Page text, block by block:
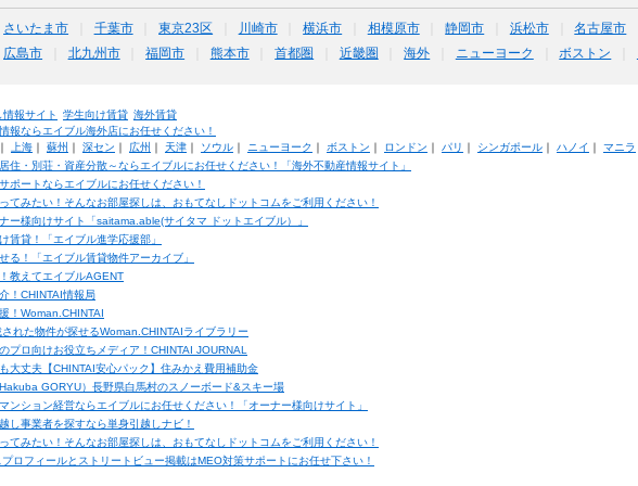
さいたま市 千葉市 東京23区 川崎市 横浜市 相模原市 静岡市 浜松市 名古屋市
広島市 北九州市 福岡市 熊本市 首都圏 近畿圏 海外 ニューヨーク ボストン
報サイト 学生向け賃貸 海外賃貸
報ならエイブル海外店にお任せください！
上海｜ 蘇州 ｜ 深セン ｜ 広州 ｜ 天津｜ ソウル｜ ニューヨーク ｜ ボストン ｜ ロンドン ｜ パリ ｜ シンガポール｜ ハノイ ｜ マニラ
住・別荘・資産分散～ならエイブルにお任せください！「海外不動産情報サイト」
ポートならエイブルにお任せください！
てみたい！そんなお部屋探しは、おもてなしドットコムをご利用ください！
ー様向けサイト「saitama.able(サイタマ ドットエイブル）」
賃貸！「エイブル進学応援部」
る！「エイブル賃貸物件アーカイブ」
教えてエイブルAGENT
！CHINTAI情報局
！Woman.CHINTAI
れた物件が探せるWoman.CHINTAIライブラリー
プロ向けお役立ちメディア！CHINTAI JOURNAL
大丈夫【CHINTAI安心パック】住みかえ費用補助金
GORYU）長野県白馬村のスノーボード&スキー場
ンション経営ならエイブルにお任せください！「オーナー様向けサイト」
し事業者を探すなら単身引越しナビ！
てみたい！そんなお部屋探しは、おもてなしドットコムをご利用ください！
ロフィールとストリートビュー掲載はMEO対策サポートにお任せ下さい！